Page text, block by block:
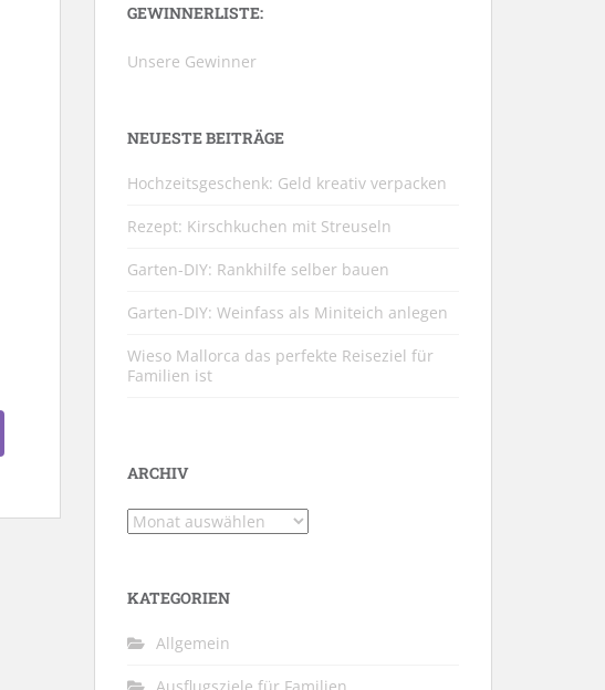
GEWINNERLISTE:
Unsere Gewinner
NEUESTE BEITRÄGE
Hochzeitsgeschenk: Geld kreativ verpacken
Rezept: Kirschkuchen mit Streuseln
Garten-DIY: Rankhilfe selber bauen
Garten-DIY: Weinfass als Miniteich anlegen
Wieso Mallorca das perfekte Reiseziel für
Familien ist
ARCHIV
Archiv
KATEGORIEN
Allgemein